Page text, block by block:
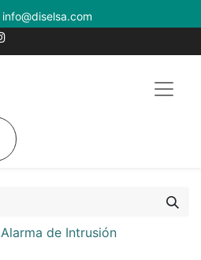
info@diselsa.com
Alarma de Intrusión